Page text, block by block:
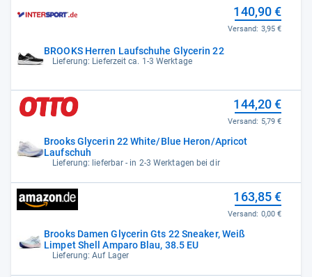
BROOKS Herren Laufschuhe Glycerin 22
Lieferung: Lieferzeit ca. 1-3 Werktage
140,90 €
Versand: 3,95 €
Brooks Glycerin 22 White/Blue Heron/Apricot
Laufschuh
Lieferung: lieferbar - in 2-3 Werktagen bei dir
144,20 €
Versand: 5,79 €
Brooks Damen Glycerin Gts 22 Sneaker, Weiß
Limpet Shell Amparo Blau, 38.5 EU
Lieferung: Auf Lager
163,85 €
Versand: 0,00 €